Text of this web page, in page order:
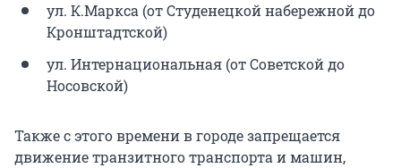
ул. К.Маркса (от Студенецкой набережной до
Кронштадтской)
ул. Интернациональная (от Советской до
Носовской)
Также с этого времени в городе запрещается
движение транзитного транспорта и машин,